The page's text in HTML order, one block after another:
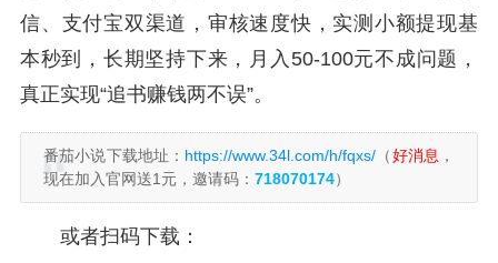
信、支付宝双渠道，审核速度快，实测小额提现基
本秒到，长期坚持下来，月入50-100元不成问题，
真正实现“追书赚钱两不误”。
番茄小说下载地址： https://www.34l.com/h/fqxs/ （好消息 ，
现在加入官网送1元，邀请码： 718070174）
或者扫码下载：